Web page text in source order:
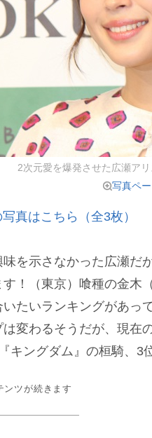
2次元愛を爆発させた広瀬ア
写真ペ
真はこちら（全3枚）
を示さなかった広瀬だ
す！（東京）喰種の金木
たいランキングがあっ
変わるそうだが、現在
キングダム』の桓騎、3
ンツが続きます